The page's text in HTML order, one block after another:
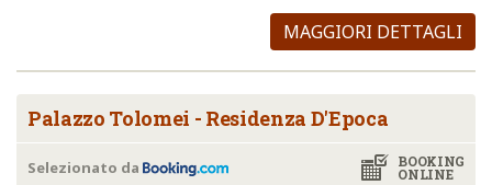
MAGGIORI DETTAGLI
Palazzo Tolomei - Residenza D'Epoca
BOOKING
ONLINE
Selezionato da